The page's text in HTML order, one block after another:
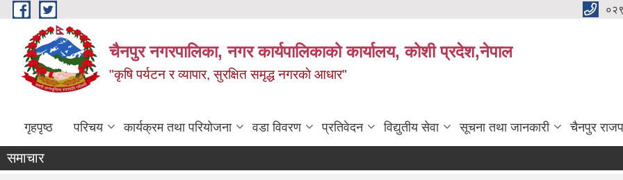
Skip to main content
चैनपुर नगरपालिका, नगर कार्यपालिकाको कार्यालय, कोशी प्रदेश,नेपाल
"कृषि पर्यटन र व्यापार, सुरक्षित समृद्ध नगरकाे आधार"
गृहपृष्ठ परिचय कार्यक्रम तथा परियोजना वडा विवरण प्रतिवेदन विद्युतीय सेवा सूचना तथा जानकारी चैनपुर
समाचार